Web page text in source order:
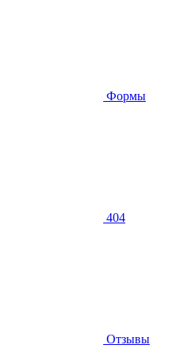
Формы
404
Отзывы